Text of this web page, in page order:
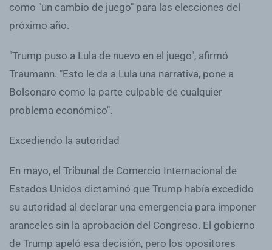
como "un cambio de juego" para las elecciones del
próximo año.
"Trump puso a Lula de nuevo en el juego", afirmó
Traumann. "Esto le da a Lula una narrativa, pone a
Bolsonaro como la parte culpable de cualquier
problema económico".
Excediendo la autoridad
En mayo, el Tribunal de Comercio Internacional de
Estados Unidos dictaminó que Trump había excedido
su autoridad al declarar una emergencia para imponer
aranceles sin la aprobación del Congreso. El gobierno
de Trump apeló esa decisión, pero los opositores